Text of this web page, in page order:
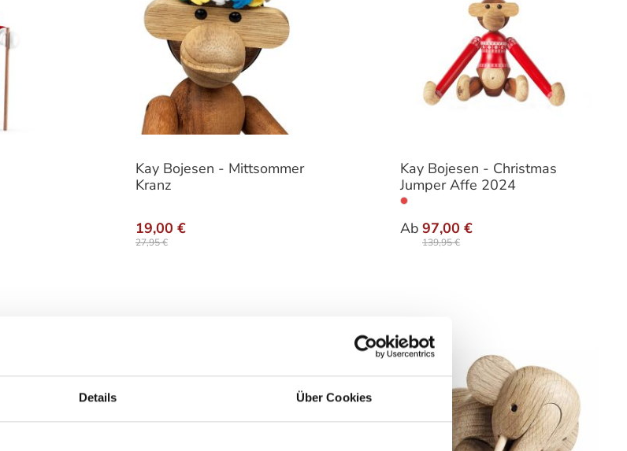
Details Über Cookies
Kay Bojesen - Mittsommer
Kranz
19,00 €
27,95 €
Kay Bojesen - Christmas
Jumper Affe 2024
Ab 97,00 €
139,95 €